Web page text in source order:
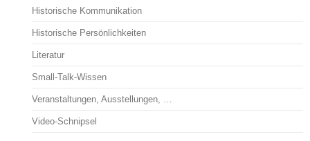
Historische Kommunikation
Historische Persönlichkeiten
Literatur
Small-Talk-Wissen
Veranstaltungen, Ausstellungen, …
Video-Schnipsel